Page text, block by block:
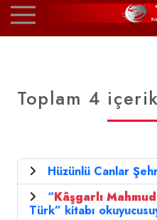
Toplam 4
Hüzünlü Canlar
“Kâşgarlı Mahmud
Türk” kitabı